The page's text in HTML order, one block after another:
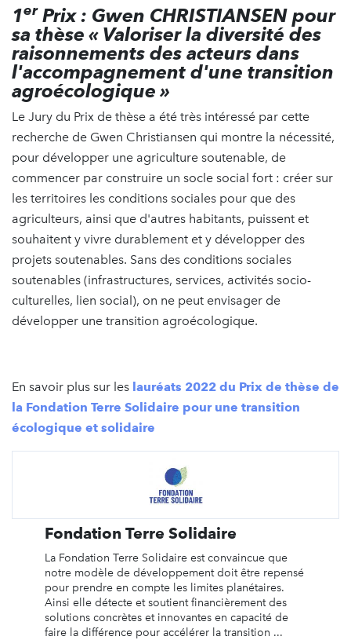
1erPrix : Gwen CHRISTIANSEN pour
sa thèse « Valoriser la diversité des
raisonnements des acteurs dans
l'accompagnement d'une transition
agroécologique »
Le Jury du Prix de thèse a été très intéressé par cette
recherche de Gwen Christiansen qui montre la nécessité,
pour développer une agriculture soutenable, de
commencer par construire un socle social fort : créer sur
les territoires les conditions sociales pour que des
agriculteurs, ainsi que d'autres habitants, puissent et
souhaitent y vivre durablement et y développer des
projets soutenables. Sans des conditions sociales
soutenables (infrastructures, services, activités socio-
culturelles, lien social), on ne peut envisager de
développer une transition agroécologique.
En savoir plus sur les lauréats 2022 du Prix de thèse de
la Fondation Terre Solidaire pour une transition
écologique et solidaire
Fondation Terre Solidaire
La Fondation Terre Solidaire est convaincue que
notre modèle de développement doit être repensé
pour prendre en compte les limites planétaires.
Ainsi elle détecte et soutient financièrement des
solutions concrètes et innovantes en capacité de
faire la différence pour accélérer la transition ...